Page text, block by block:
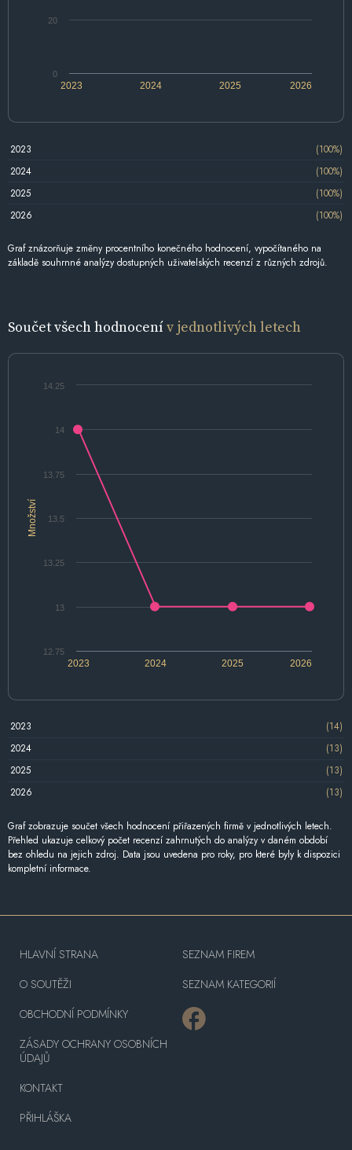
2024 2026
2023 2025
0
20
2023
(100%)
2024
(100%)
2025
(100%)
2026
(100%)
Graf znázorňuje změny procentního konečného hodnocení, vypočítaného na
základě souhrnné analýzy dostupných uživatelských recenzí z různých zdrojů.
Součet všech hodnocenív jednotlivých letech
Množství
2024 2026
2023 2025
12.75
13
13.25
13.5
13.75
14
14.25
2023
(14)
2024
(13)
2025
(13)
2026
(13)
Graf zobrazuje součet všech hodnocení přiřazených firmě v jednotlivých letech.
Přehled ukazuje celkový počet recenzí zahrnutých do analýzy v daném období
bez ohledu na jejich zdroj. Data jsou uvedena pro roky, pro které byly k dispozici
kompletní informace.
HLAVNÍ STRANA
O SOUTĚŽI
OBCHODNÍ PODMÍNKY
ZÁSADY OCHRANY OSOBNÍCH
ÚDAJŮ
KONTAKT
PŘIHLÁŠKA
SEZNAM FIREM
SEZNAM KATEGORIÍ